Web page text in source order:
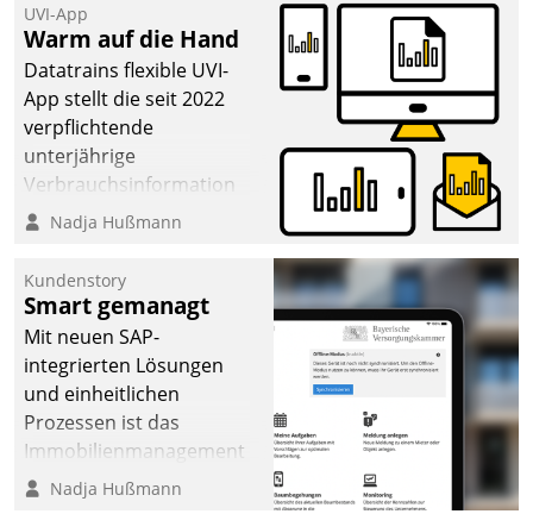
UVI-App
Warm auf die Hand
Datatrains flexible UVI-
App stellt die seit 2022
verpflichtende
unterjährige
Verbrauchsinformation
schnell, zuverlässig und
Die monatlichen
Mitteilungen zum
Heizungs- und
Wasserverbrauch gehen
automatisiert, vollständig
und auf Wunsch über
mehrere zuvor
Kommunikationswege bei
Nadja Hußmann
Kundenstory
Smart gemanagt
Mit neuen SAP-
integrierten Lösungen
und einheitlichen
Prozessen ist das
Immobilienmanagement
der Bayerischen
Nadja Hußmann